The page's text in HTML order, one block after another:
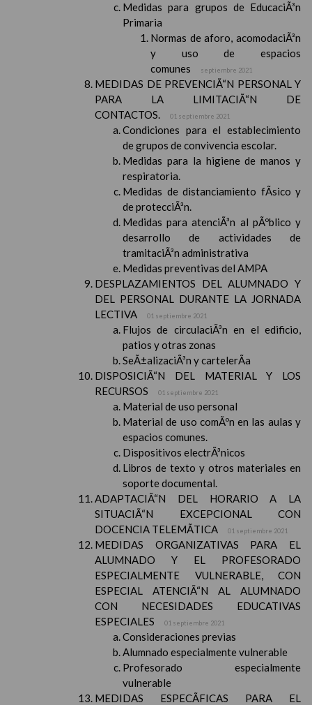
Medidas para grupos de EducaciÃ³n
Primaria
Normas de aforo, acomodaciÃ³n
y uso de espacios
comunes
septiembre 2021
MEDIDAS DE PREVENCIÃ“N PERSONAL Y
PARA LA LIMITACIÃ“N DE
CONTACTOS.
01 septiembre 2021
Condiciones para el establecimiento
de grupos de convivencia escolar.
Medidas para la higiene de manos y
respiratoria.
Medidas de distanciamiento fÃ­sico y
de protecciÃ³n.
Medidas para atenciÃ³n al pÃºblico y
desarrollo de actividades de
tramitaciÃ³n administrativa
Medidas preventivas del AMPA
DESPLAZAMIENTOS DEL ALUMNADO Y
DEL PERSONAL DURANTE LA JORNADA
LECTIVA
01 septiembre 2021
Flujos de circulaciÃ³n en el edificio,
patios y otras zonas
SeÃ±alizaciÃ³n y cartelerÃ­a
DISPOSICIÃ“N DEL MATERIAL Y LOS
RECURSOS
01 septiembre 2021
Material de uso personal
Material de uso comÃºn en las aulas y
espacios comunes.
Dispositivos electrÃ³nicos
Libros de texto y otros materiales en
soporte documental.
ADAPTACIÃ“N DEL HORARIO A LA
SITUACIÃ“N EXCEPCIONAL CON
DOCENCIA TELEMÃTICA
01 septiembre 2021
MEDIDAS ORGANIZATIVAS PARA EL
ALUMNADO Y EL PROFESORADO
ESPECIALMENTE VULNERABLE, CON
ESPECIAL ATENCIÃ“N AL ALUMNADO
CON NECESIDADES EDUCATIVAS
ESPECIALES
01 septiembre 2021
Consideraciones previas
Alumnado especialmente vulnerable
Profesorado especialmente
vulnerable
MEDIDAS ESPECÃFICAS PARA EL